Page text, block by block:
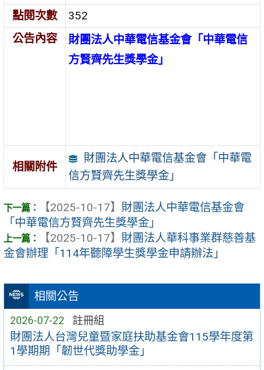
相關公告
2026-07-22 註冊組
財團法人台灣兒童暨家庭扶助基金會115學年度第
1學期期「韌世代獎助學金」
點閱次數
352
公告內容
財團法人中華電信基金會「中華電信
方賢齊先生獎學金」
相關附件
財團法人中華電信基金會「中華電
信方賢齊先生獎學金」
【2025-10-17】 財團法人中華電信基金會
「中華電信方賢齊先生獎學金」
【2025-10-17】 財團法人華科事業群慈善基
金會辦理「114年聽障學生獎學金申請辦法」